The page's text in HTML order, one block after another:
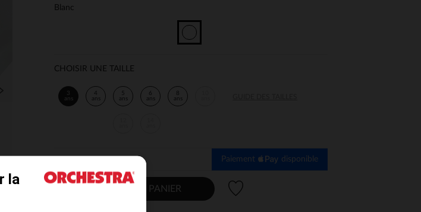
la
Blanc
CHOISIR UNE TAILLE
3
ans
4
ans
5
ans
6
ans
8
ans
Paiement disponible
AJOUTER AU PANIER